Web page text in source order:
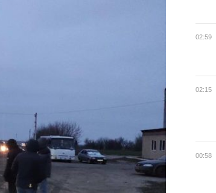
02:59
02:15
00:58